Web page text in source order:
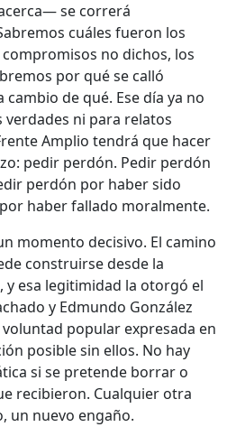
se correrá
cuáles fueron los
no dichos, los
por qué se calló
de qué. Ese día ya no
ni para relatos
Amplio tendrá que hacer
pedir perdón. Pedir perdón
perdón por haber sido
haber fallado moralmente.
momento decisivo. El camino
construirse desde la
esa legitimidad la otorgó el
y Edmundo González
popular expresada en
posible sin ellos. No hay
si se pretende borrar o
recibieron. Cualquier otra
un nuevo engaño.